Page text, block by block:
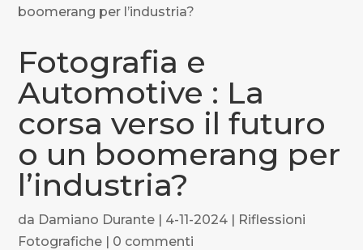
boomerang per l’industria?
Fotografia e
Automotive : La
corsa verso il futuro
o un boomerang per
l’industria?
da Damiano Durante | 4-11-2024 | Riflessioni
Fotografiche | 0 commenti